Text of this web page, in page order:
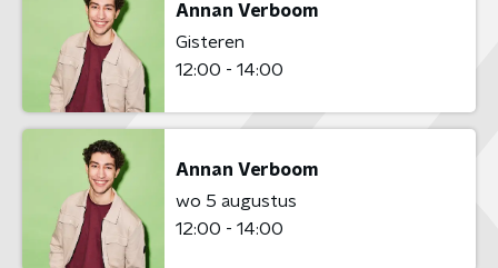
Annan Verboom
Gisteren
12:00 - 14:00
Annan Verboom
wo 5 augustus
12:00 - 14:00